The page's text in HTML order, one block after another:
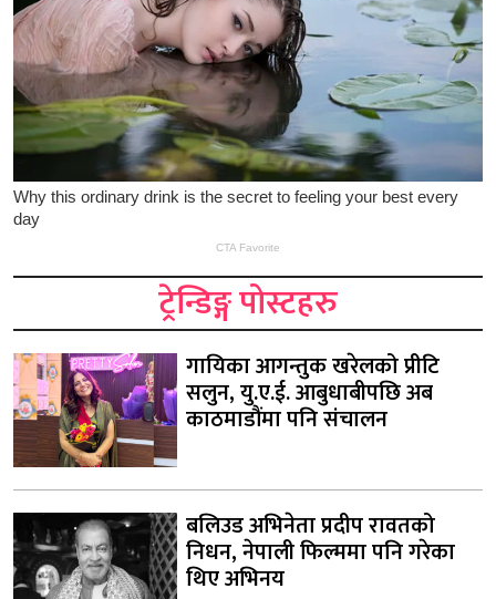
ट्रेन्डिङ्ग पोस्टहरु
गायिका आगन्तुक खरेलको प्रीटि
सलुन, यु.ए.ई. आबुधाबीपछि अब
काठमाडौंमा पनि संचालन
बलिउड अभिनेता प्रदीप रावतको
निधन, नेपाली फिल्ममा पनि गरेका
थिए अभिनय